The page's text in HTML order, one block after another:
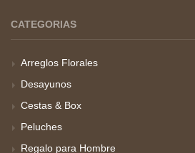
CATEGORIAS
Arreglos Florales
Desayunos
Cestas & Box
Peluches
Regalo para Hombre